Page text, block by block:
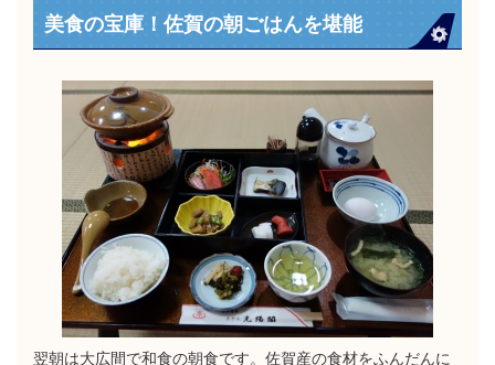
美食の宝庫！佐賀の朝ごはんを堪能
翌朝は大広間で和食の朝食です。佐賀産の食材をふんだんに